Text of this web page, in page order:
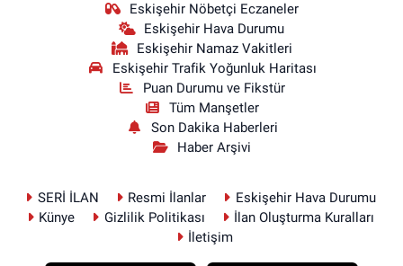
Eskişehir Nöbetçi Eczaneler
Eskişehir Hava Durumu
Eskişehir Namaz Vakitleri
Eskişehir Trafik Yoğunluk Haritası
Puan Durumu ve Fikstür
Tüm Manşetler
Son Dakika Haberleri
Haber Arşivi
SERİ İLAN Resmi İlanlar
Eskişehir Hava Durumu
Künye
Gizlilik Politikası
İlan Oluşturma Kuralları
İletişim